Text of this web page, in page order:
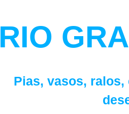
RIO
Pias, vasos,